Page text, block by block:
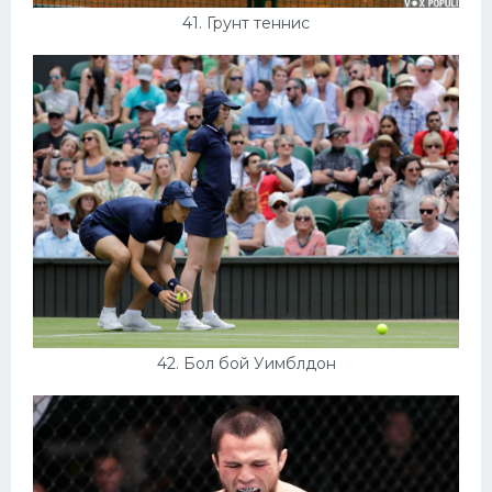
41. Грунт теннис
42. Бол бой Уимблдон